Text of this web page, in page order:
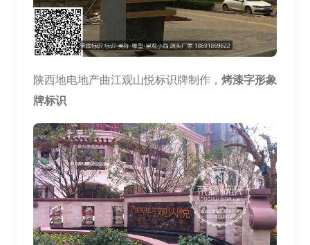
陕西地电地产曲江观山悦标识牌制作， 烤漆字形象
牌标识